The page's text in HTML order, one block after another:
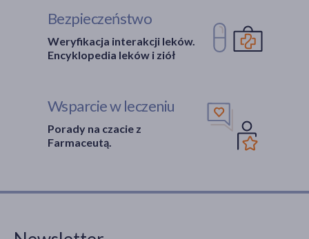
Bezpieczeństwo
Weryfikacja interakcji leków.
Encyklopedia leków i ziół
Wsparcie w leczeniu
Porady na czacie z
Farmaceutą.